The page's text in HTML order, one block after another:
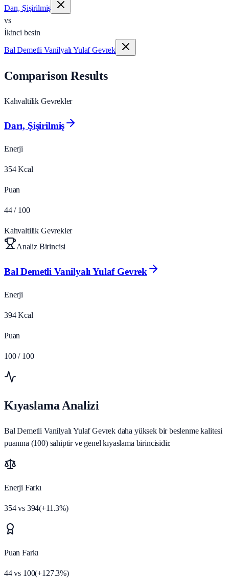
Darı, Şişirilmiş
vs
İkinci besin
Bal Demetli Vanilyalı Yulaf Gevrek
Comparison Results
Kahvaltilik Gevrekler
Darı, Şişirilmiş
Enerji
354 Kcal
Puan
44 / 100
Kahvaltilik Gevrekler
Analiz Birincisi
Bal Demetli Vanilyalı Yulaf Gevrek
Enerji
394 Kcal
Puan
100 / 100
Kıyaslama Analizi
Bal Demetli Vanilyalı Yulaf Gevrek daha yüksek bir beslenme kalitesi
puanına (100) sahiptir ve genel kıyaslama birincisidir.
Enerji Farkı
354vs 394(+11.3%)
Puan Farkı
44vs 100(+127.3%)